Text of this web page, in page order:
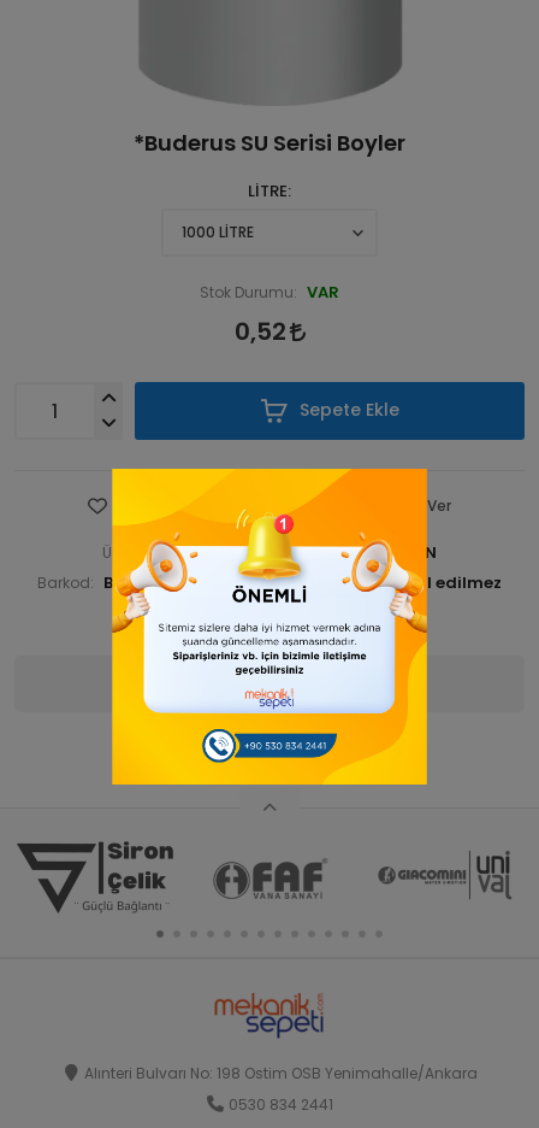
*Buderus SU Serisi Boyler
LİTRE
Stok Durumu: VAR
0,52
Sepete Ekle
Fiyatı Düşünce Haber Ver
Ürün Kodu: BUDKAZBOY 000005-ANA URN
Barkod: BUDKAZBOY000009 İade Bilgisi:
Alınteri Bulvarı No: 198 Ostim OSB Yenimahalle/Ankara
0530 834 2441